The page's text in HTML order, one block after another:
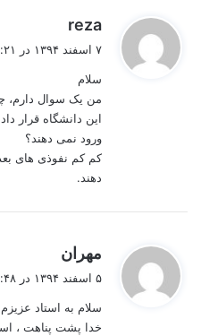
reza
۷ اسفند ۱۳۹۴ در ۲:۲۱ ق٫ظ
سلام
من یک سوال دارم،
این دانشگاه قرار
ورود نمی دهند؟
کم کم نفوذی های
دهند.
مهران
:
۵ اسفند ۱۳۹۴ در ۵:۴۸ ب٫ظ
سلام به استاد عزیزم
خدا پشت پناهت ،